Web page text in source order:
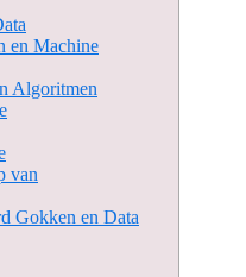
en Machine
Algoritmen
van
Gokken en Data